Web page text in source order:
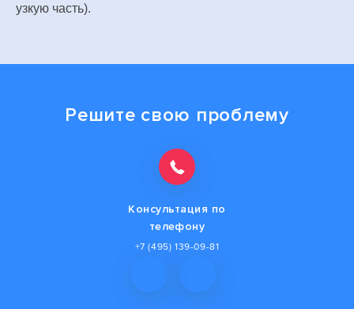
узкую часть).
Решите свою проблему
Консультация по
телефону
+7 (495) 139-09-81